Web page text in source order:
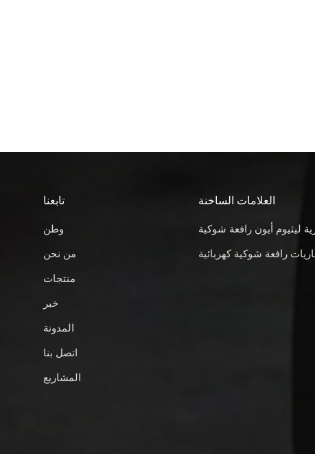
تابعنا
وطن
من نحن
منتجات
خبر
المدونة
اتصل بنا
المشاريع
العلامات الساخنة
ليثيوم أيون رافعة شوكية
رافعة شوكية كهربائية